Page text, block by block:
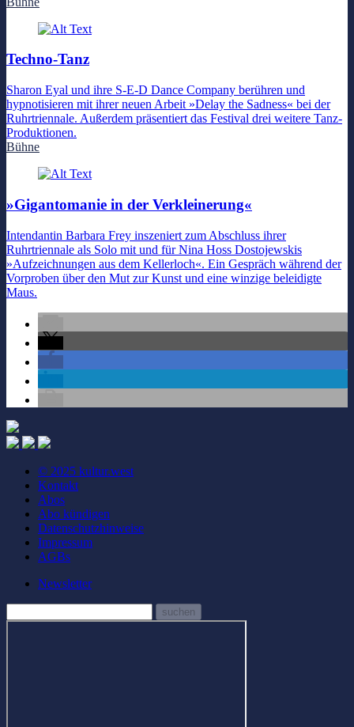
Techno-Tanz
Sharon Eyal und ihre S-E-D Dance Company berühren und
hypnotisieren mit ihrer neuen Arbeit »Delay the Sadness« bei der
Ruhrtriennale. Außerdem präsentiert das Festival drei weitere Tanz-
Produktionen.
Bühne
»Gigantomanie in der Verkleinerung«
Intendantin Barbara Frey inszeniert zum Abschluss ihrer
Ruhrtriennale als Solo mit und für Nina Hoss Dostojewskis
»Aufzeichnungen aus dem Kellerloch«. Ein Gespräch während der
Vorproben über den Mut zur Kunst und eine winzige beleidigte
Maus.
© 2025 kultur.west
Kontakt
Abos
Abo kündigen
Datenschutzhinweise
Impressum
AGBs
Newsletter